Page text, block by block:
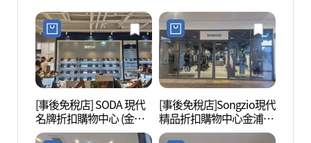
[事後免稅店] SODA 現代
名牌折扣購物中心 (金浦
店)(소다 현대프리미엄아
[事後免稅店]Songzio現代
精品折扣購物中心金浦店
(송지오 현대프리미엄아